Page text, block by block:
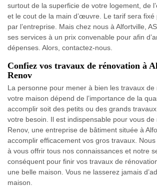
surtout de la superficie de votre logement, de
et le cout de la main d’œuvre. Le tarif sera fixé
par l’entreprise. Mais chez nous à Alfortville,
ses services à un prix convenable pour afin
dépenses. Alors, contactez-nous.
Confiez vos travaux de rénovation à
Renov
La personne pour mener à bien les travaux de
votre maison dépend de l’importance de la
accomplir soit des petits ou des grands
votre besoin. Il est indispensable pour vous de
Renov, une entreprise de bâtiment située à
accomplir efficacement vos gros travaux.
à vous offrir tous nos connaissances et notre
conséquent pour finir vos travaux de
une belle maison. Vous ne lasserez jamais
maison.